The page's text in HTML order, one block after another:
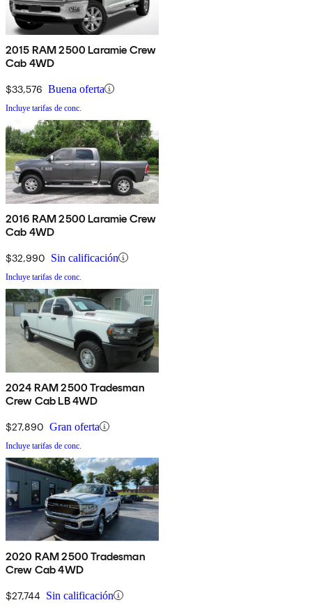
2015 RAM 2500 Laramie Crew
Cab 4WD
$33,576 Buena oferta
Incluye tarifas de conc.
2016 RAM 2500 Laramie Crew
Cab 4WD
$32,990 Sin calificación
Incluye tarifas de conc.
2024 RAM 2500 Tradesman
Crew Cab LB 4WD
$27,890 Gran oferta
Incluye tarifas de conc.
2020 RAM 2500 Tradesman
Crew Cab 4WD
$27,744 Sin calificación